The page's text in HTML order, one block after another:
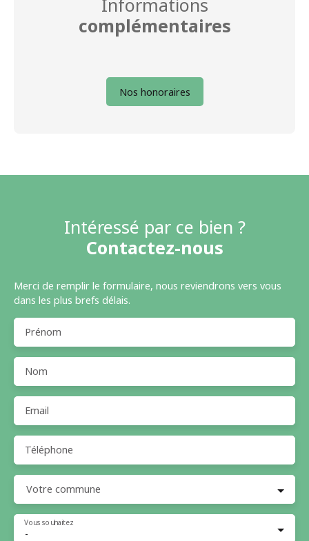
Informations
complémentaires
Nos honoraires
Intéressé par ce bien ?
Contactez-nous
Merci de remplir le formulaire, nous reviendrons vers vous
dans les plus brefs délais.
Prénom
Nom
Email
Téléphone
Votre commune
-
Vous souhaitez